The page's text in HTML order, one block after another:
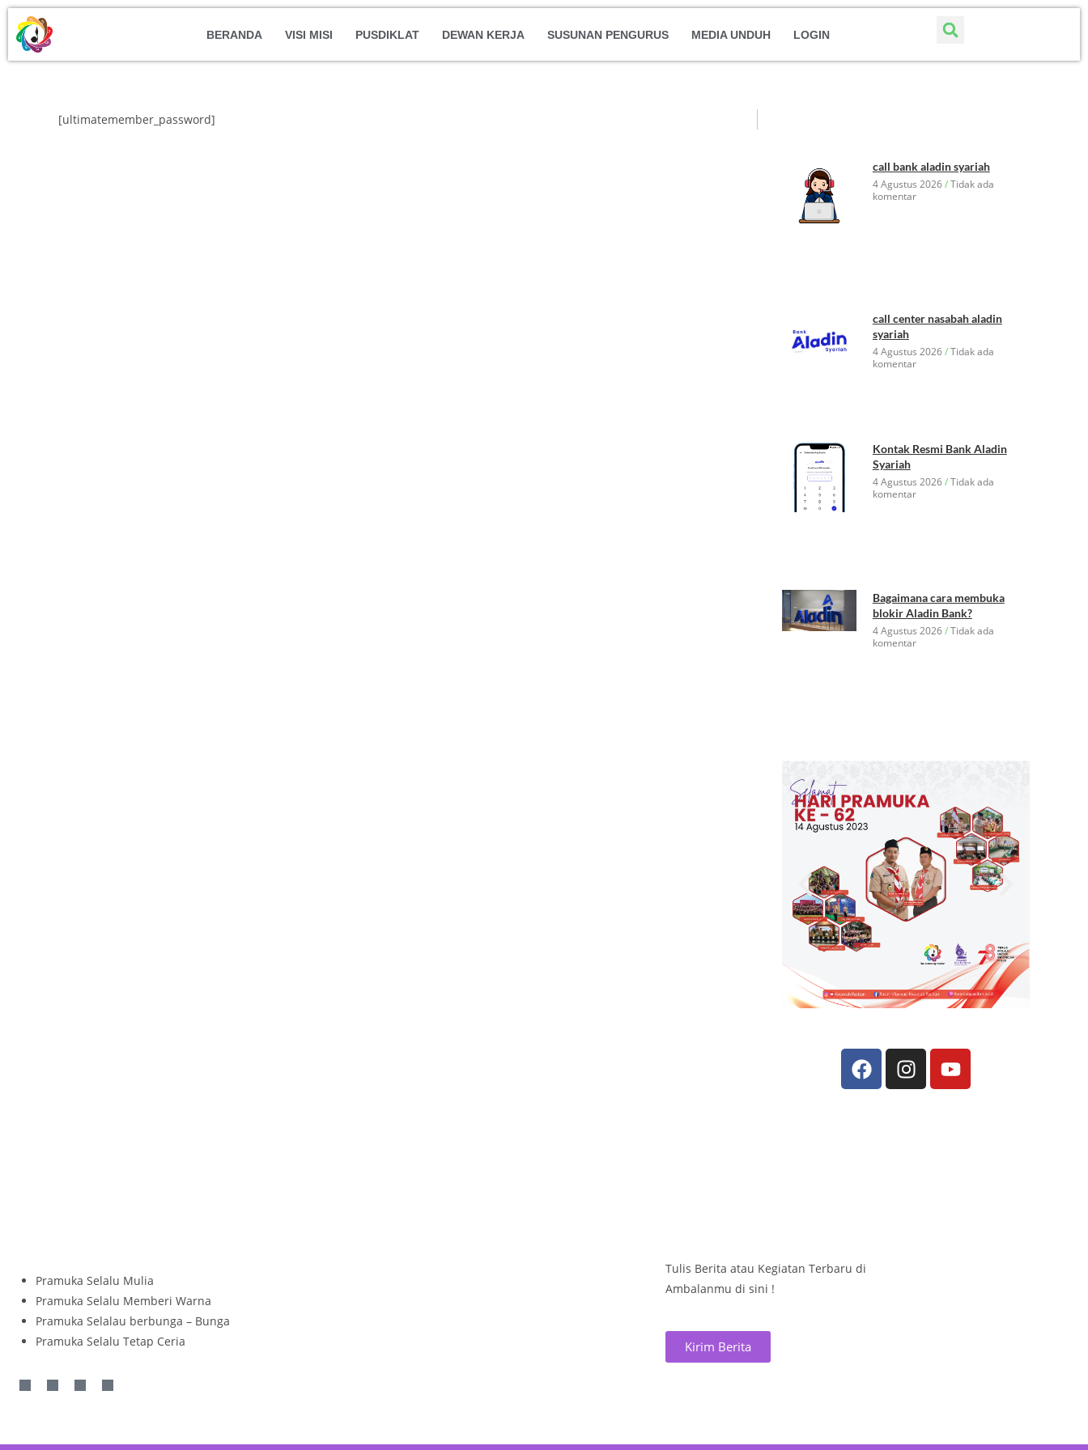
BERANDA VISI MISI PUSDIKLAT DEWAN KERJA SUSUNAN PENGURUS MEDIA UNDUH LOGIN
[ultimatemember_password]
call bank aladin syariah
4 Agustus 2026 Tidak ada
komentar
call center nasabah aladin
syariah
4 Agustus 2026 Tidak ada
komentar
Kontak Resmi Bank Aladin
Syariah
4 Agustus 2026 Tidak ada
komentar
Bagaimana cara membuka
blokir Aladin Bank?
4 Agustus 2026 Tidak ada
komentar
Pramuka Selalu Mulia
Pramuka Selalu Memberi Warna
Pramuka Selalau berbunga – Bunga
Pramuka Selalu Tetap Ceria
Tulis Berita atau Kegiatan Terbaru di
Ambalanmu di sini !
Kirim Berita